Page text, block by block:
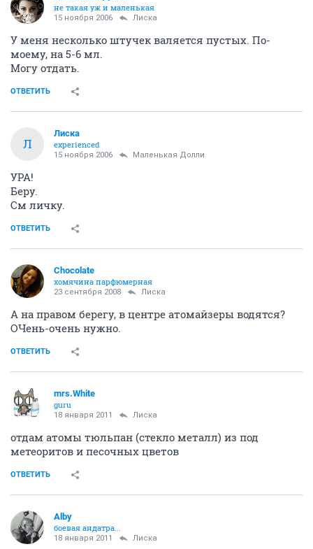
не такая уж и маленькая
15 ноября 2006 Лиска
У меня несколько штучек валяется пустых. По-
моему, на 5-6 мл.
Могу отдать.
ОТВЕТИТЬ
Л
Лиска
experienced
15 ноября 2006 Маленькая Долли
УРА!
Беру.
См личку.
ОТВЕТИТЬ
Chocolate
хомячина парфюмерная
23 сентября 2008 Лиска
А на правом берегу, в центре атомайзеры водятся?
ОЧень-очень нужно.
ОТВЕТИТЬ
mrs.White
guru
18 января 2011 Лиска
отдам атомы тюльпан (стекло металл) из под
метеоритов и песочных цветов
ОТВЕТИТЬ
Alby
боевая андатра...
18 января 2011 Лиска